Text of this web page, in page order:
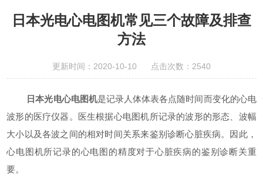
日本光电心电图机常见三个故障及排查
方法
更新时间：2020-10-10 点击次数：2540
日本光电心电图机是记录人体体表各点随时间而变化的心电
波形的医疗仪器。医生根据心电图机所记录的波形的形态、波幅
大小以及各波之间的相对时间关系来鉴别诊断心脏疾病。因此，
心电图机所记录的心电图的精度对于心脏疾病的鉴别诊断关重
要。